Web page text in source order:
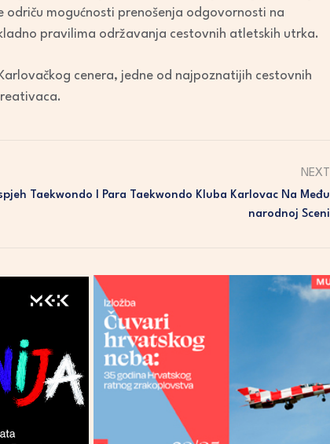
mogućnosti prenošenja odgovornosti na
pravilima održavanja cestovnih atletskih utrka.
cenera, jedne od najpoznatijih cestovnih
NEXT
Taekwondo I Para Taekwondo Kluba Karlovac Na Među
Narodnoj Sceni